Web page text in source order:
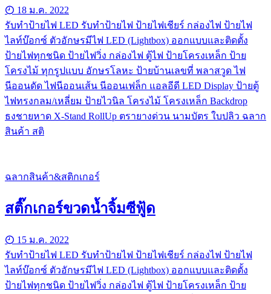
18 ม.ค. 2022
รับทําป้ายไฟ LED รับทำป้ายไฟ ป้ายไฟเชียร์ กล่องไฟ ป้ายไฟ
ไลท์บ๊อกซ์ ตัวอักษรมีไฟ LED (Lightbox) ออกแบบและติดตั้ง
ป้ายไฟทุกชนิด ป้ายไฟวิ่ง กล่องไฟ ตู้ไฟ ป้ายโครงเหล็ก ป้าย
โครงไม้ ทุกรูปแบบ อักษรโลหะ ป้ายบ้านเลขที่ พลาสวูด ไฟ
นีออนดัด ไฟนีออนเส้น นีออนเฟล็ก แอลอีดี LED Display ป้ายตู้
ไฟทรงกลม/เหลี่ยม ป้ายไวนิล โครงไม้ โครงเหล็ก Backdrop
ธงชายหาด X-Stand RollUp ตรายางด่วน นามบัตร ใบปลิว ฉลาก
สินค้า สติ
ฉลากสินค้า&สติกเกอร์
สติ๊กเกอร์ขวดน้ำจิ้มซีฟู้ด
15 ม.ค. 2022
รับทําป้ายไฟ LED รับทำป้ายไฟ ป้ายไฟเชียร์ กล่องไฟ ป้ายไฟ
ไลท์บ๊อกซ์ ตัวอักษรมีไฟ LED (Lightbox) ออกแบบและติดตั้ง
ป้ายไฟทุกชนิด ป้ายไฟวิ่ง กล่องไฟ ตู้ไฟ ป้ายโครงเหล็ก ป้าย